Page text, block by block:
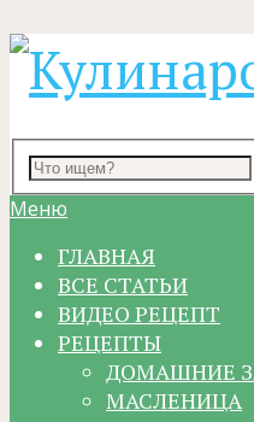
Меню
ГЛАВНАЯ
ВСЕ СТАТЬИ
ВИДЕО РЕЦЕПТ
РЕЦЕПТЫ
ДОМАШНИЕ
МАСЛЕНИЦА